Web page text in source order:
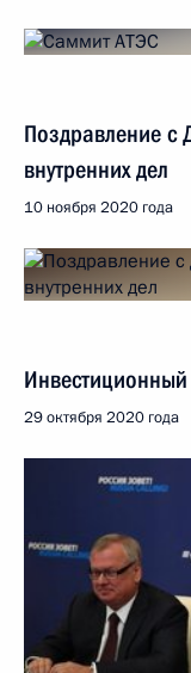
Поздравление с
внутренних дел
10 ноября 2020 года
29 октября 2020 года